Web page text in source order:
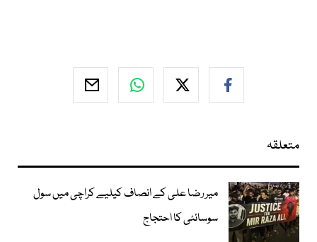
متعلقہ
میر رضا علی کے انصاف کیلیے کراچی میں سول
سوسائٹی کا احتجاج